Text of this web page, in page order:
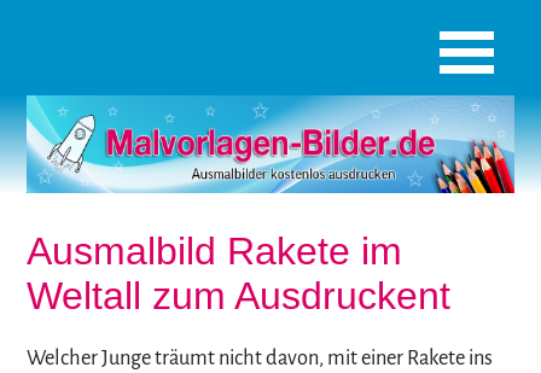
Ausmalbild Rakete im
Weltall zum Ausdruckent
Welcher Junge träumt nicht davon, mit einer Rakete ins